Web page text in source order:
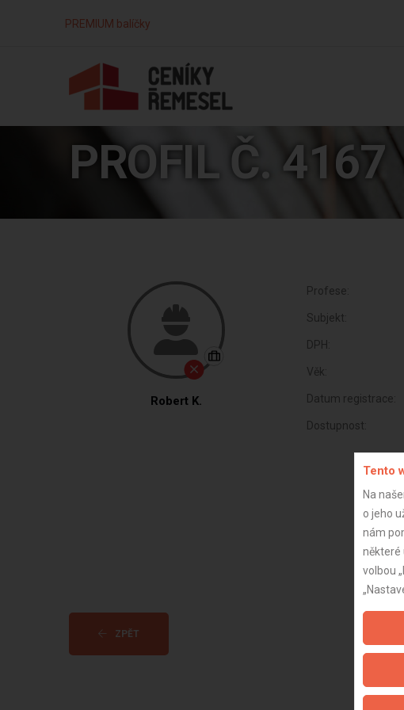
PREMIUM balíčky
PROFIL Č. 4167
Robert K.
Profese:
Subjekt:
DPH:
Věk:
Datum registrace:
Dostupnost:
ZPĚT
Tento
Na
o jeho
nám
některé
volbou